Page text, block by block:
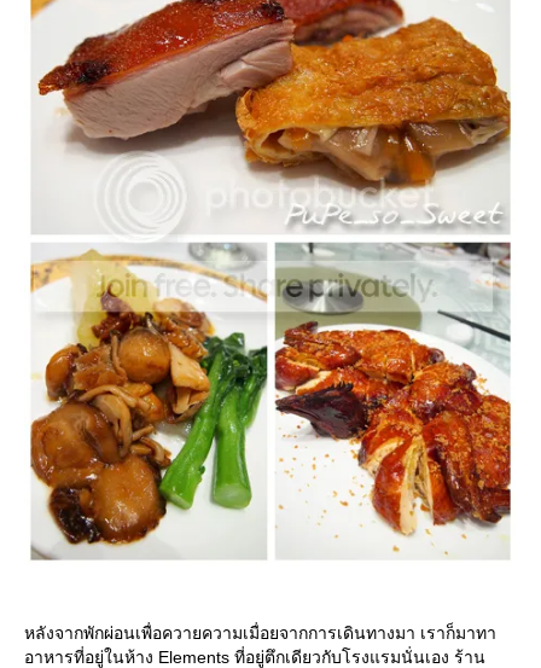
หลังจากพักผ่อนเพื่อควายความเมื่อยจากการเดินทางมา เราก็มาทา
อาหารที่อยู่ในห้าง Elements ที่อยู่ตึกเดียวกับโรงแรมนั่นเอง ร้าน